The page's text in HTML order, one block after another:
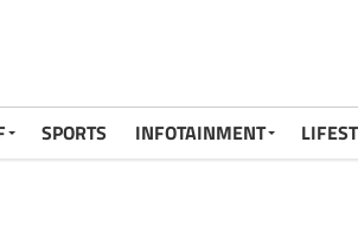
SPORTS INFOTAINMENT